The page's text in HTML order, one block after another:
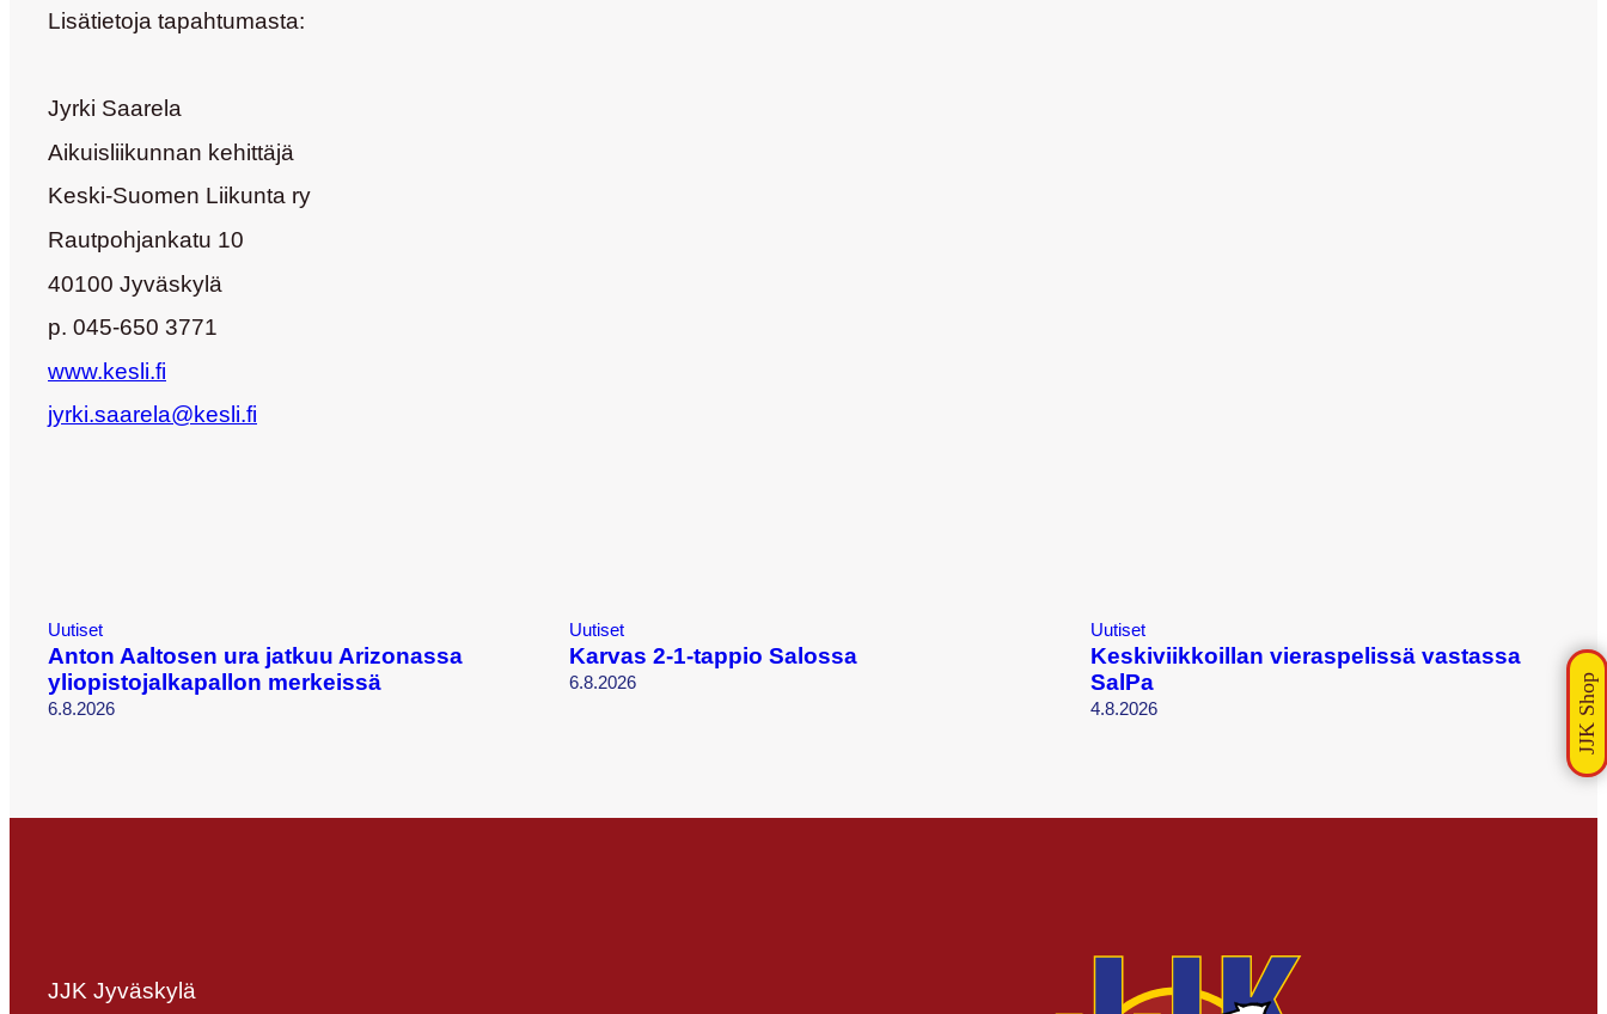
Lisätietoja tapahtumasta:
Jyrki Saarela
Aikuisliikunnan kehittäjä
Keski-Suomen Liikunta ry
Rautpohjankatu 10
40100 Jyväskylä
p. 045-650 3771
www.kesli.fi
jyrki.saarela@kesli.fi
Uutiset
Anton Aaltosen ura jatkuu Arizonassa
yliopistojalkapallon merkeissä
6.8.2026
Uutiset
Karvas 2-1-tappio Salossa
6.8.2026
Uutiset
Keskiviikkoillan vieraspelissä vastassa
SalPa
4.8.2026
JJK Jyväskylä